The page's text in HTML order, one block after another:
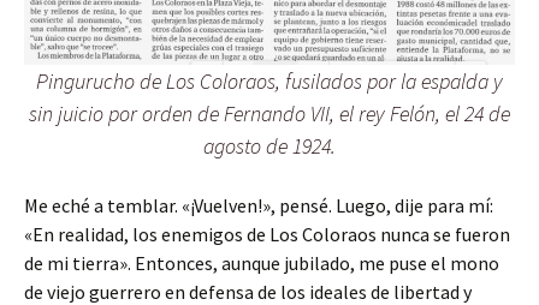
Pingurucho de Los Coloraos, fusilados por la espalda y
sin juicio por orden de Fernando VII, el rey Felón, el 24 de
agosto de 1924.
Me eché a temblar. «¡Vuelven!», pensé. Luego, dije para mí:
«En realidad, los enemigos de Los Coloraos nunca se fueron
de mi tierra». Entonces, aunque jubilado, me puse el mono
de viejo guerrero en defensa de los ideales de libertad y